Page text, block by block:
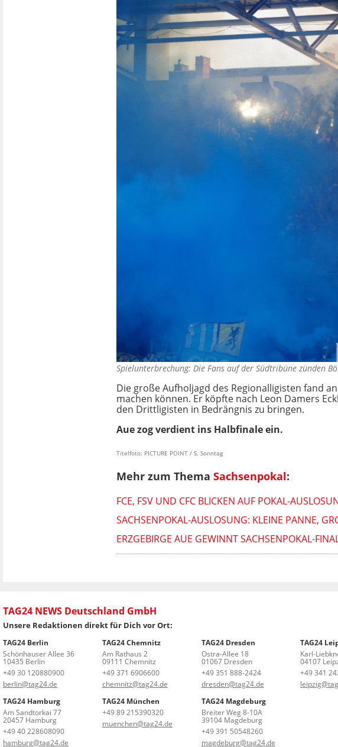
Spielunterbrechung: Die Fans auf der Südtribüne zünden
Die große Aufholjagd des Regionalligisten fand
machen können. Er köpfte nach Leon Damers
den Drittligisten in Bedrängnis zu bringen.
Aue zog verdient ins Halbfinale ein.
Titelfoto: PICTURE POINT / S. Sonntag
Mehr zum Thema Sachsenpokal:
FCE, FSV UND CFC BLICKEN AUF POKAL-
SACHSENPOKAL-AUSLOSUNG: KLEINE PANNE,
ERZGEBIRGE AUE GEWINNT SACHSENPOKAL-
TAG24 NEWS Deutschland GmbH
Unsere Redaktionen direkt für Dich vor Ort:
TAG24 Berlin
Schönhauser Allee 36
10435 Berlin
+49 30 120880900
berlin@tag24.de
TAG24 Chemnitz
Am Rathaus 2
09111 Chemnitz
+49 371 6906600
chemnitz@tag24.de
TAG24 Dresden
Ostra-Allee 18
01067 Dresden
+49 351 888-2424
dresden@tag24.de
TAG24
Karl-
04107
+49 341
TAG24 Hamburg
Am Sandtorkai 77
20457 Hamburg
+49 40 228608090
hamburg@tag24.de
TAG24 München
+49 89 215390320
muenchen@tag24.de
TAG24 Magdeburg
Breiter Weg 8-10A
39104 Magdeburg
+49 391 50548260
magdeburg@tag24.de